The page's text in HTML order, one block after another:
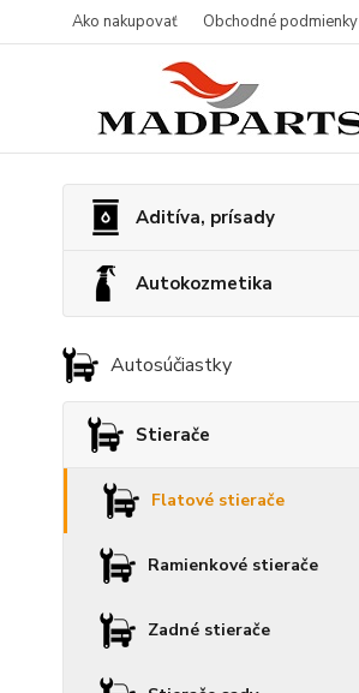
Ako nakupovať Obchodné podmienky
Aditíva, prísady
Autokozmetika
Autosúčiastky
Stierače
Flatové stierače
Ramienkové stierače
Zadné stierače